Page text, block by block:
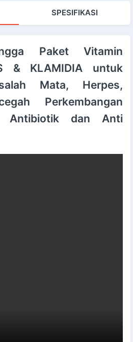
Kucing
Mencret Kucing -
Kucing Kitten
SPESIFIKASI
Paket Vitamin
& KLAMIDIA untuk
Mata, Herpes,
Perkembangan
Antibiotik dan Anti